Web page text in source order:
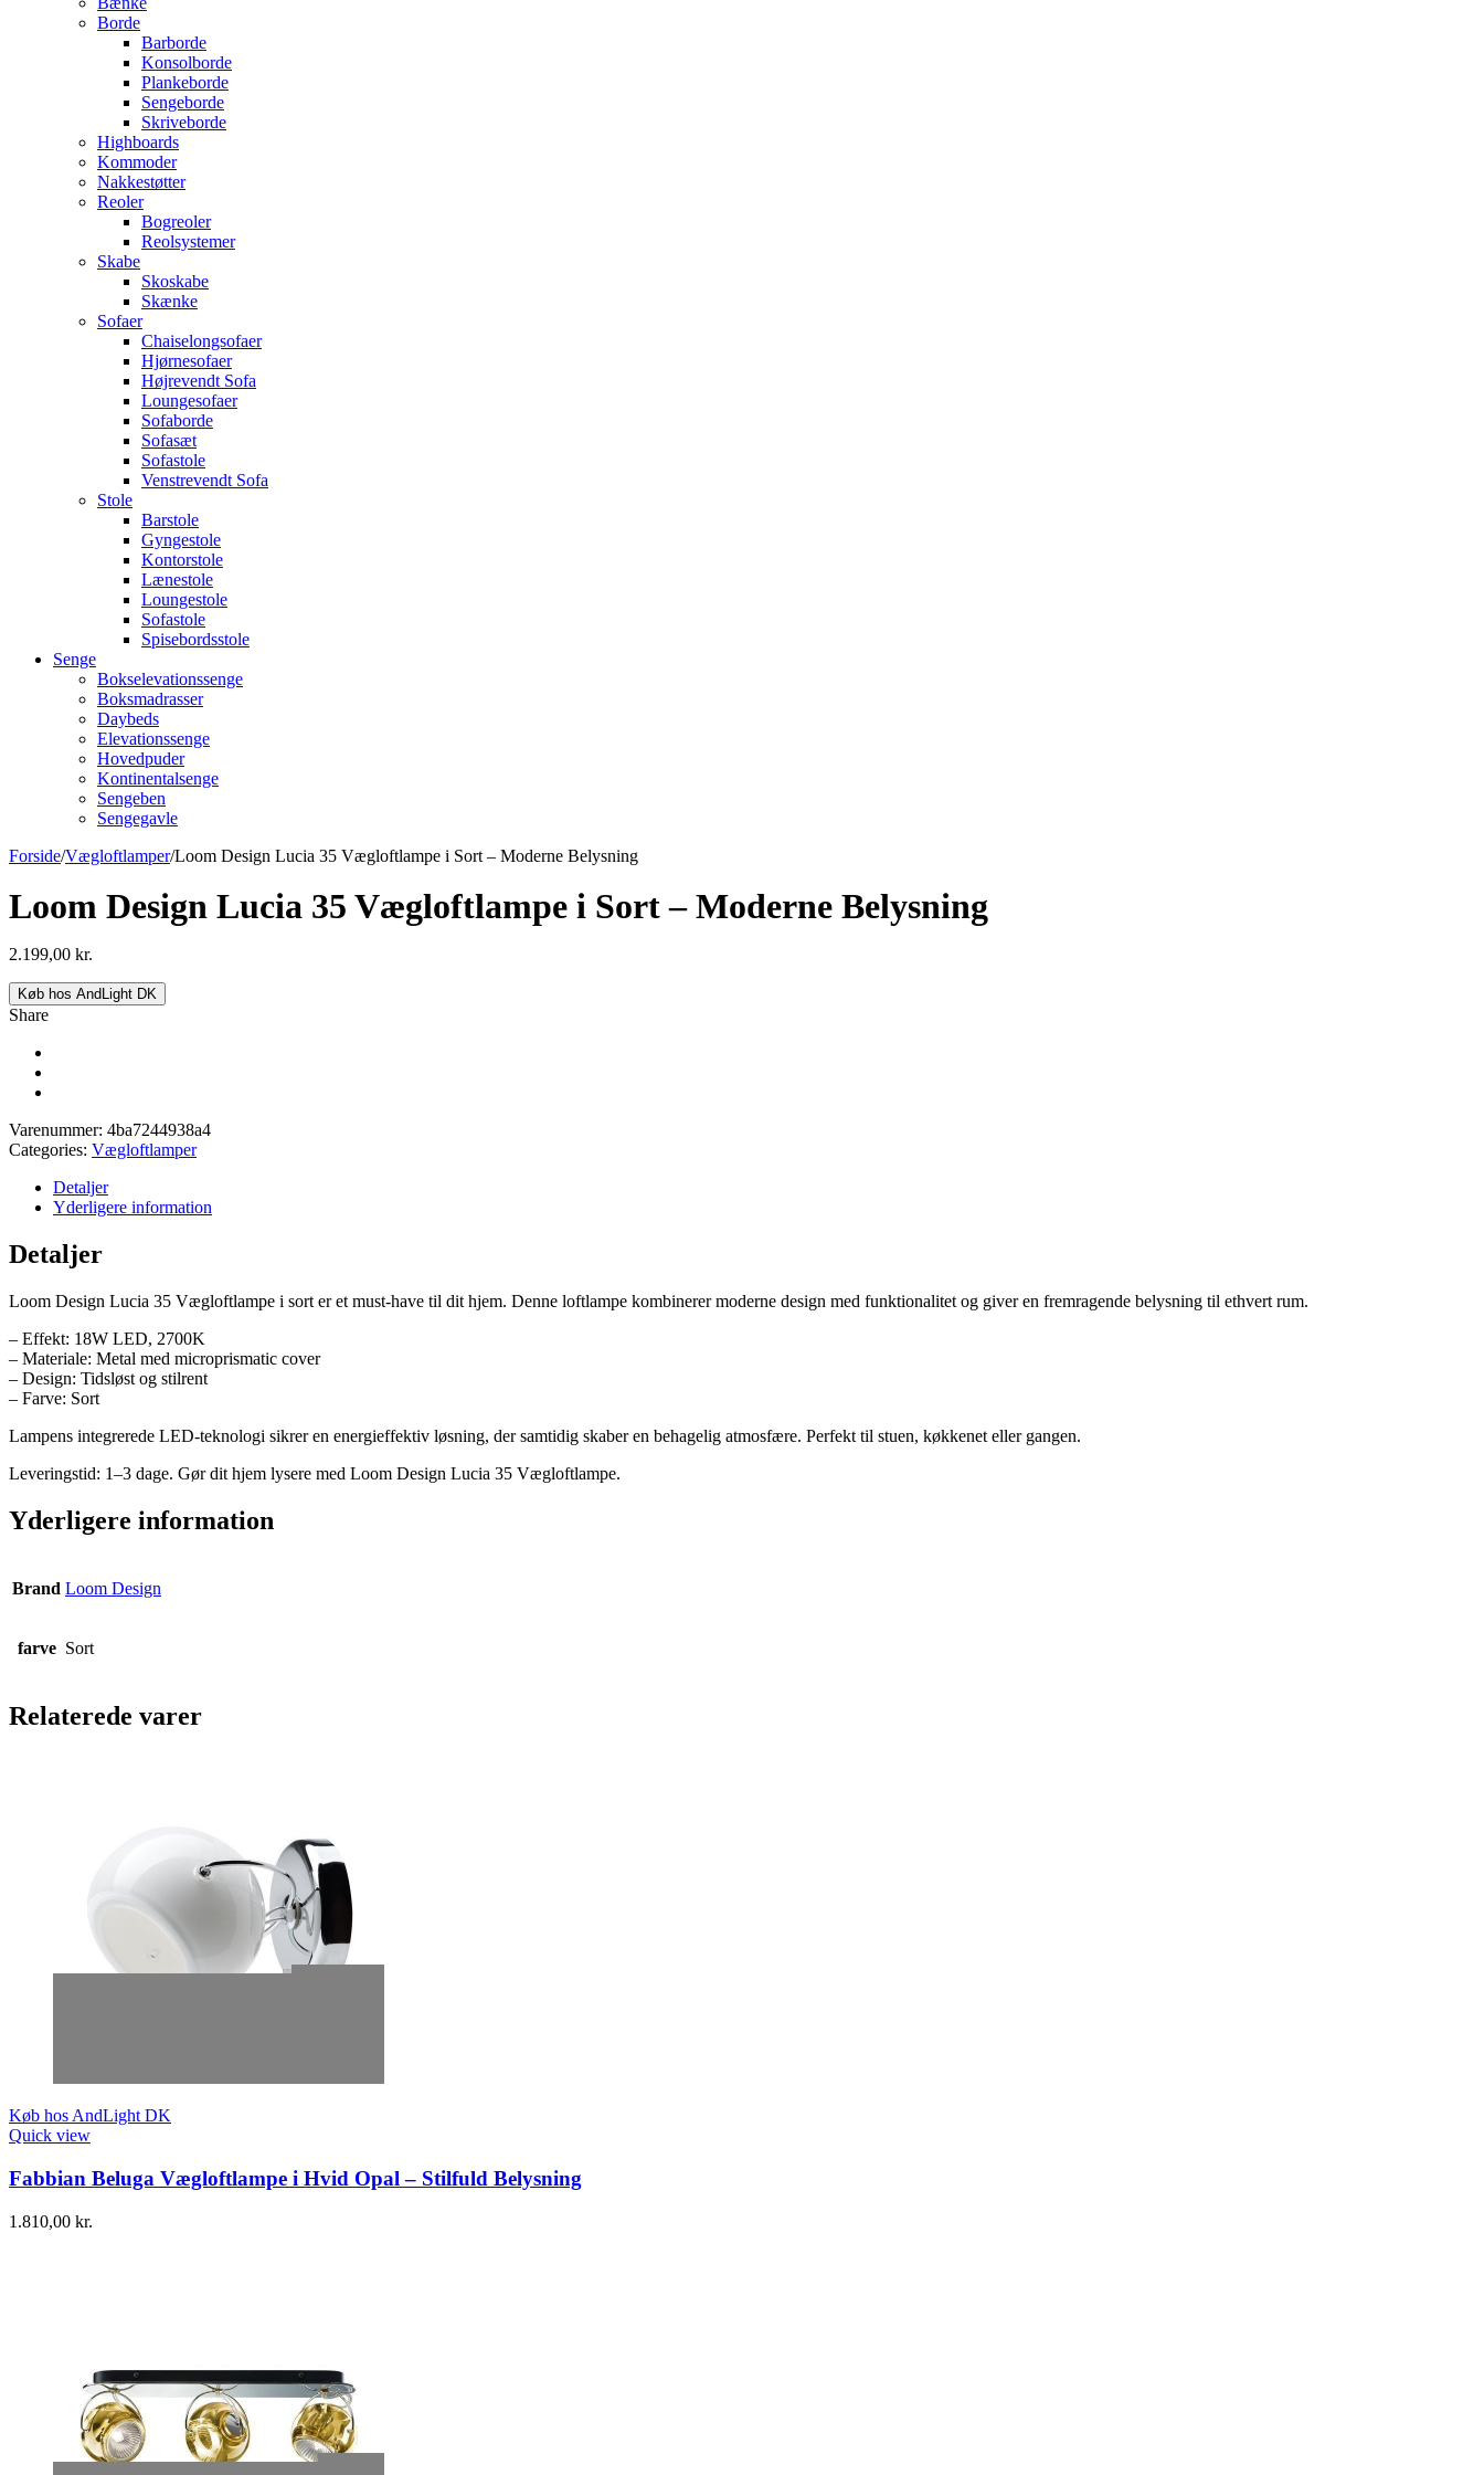
Borde
Barborde
Konsolborde
Plankeborde
Sengeborde
Skriveborde
Highboards
Kommoder
Nakkestøtter
Reoler
Bogreoler
Reolsystemer
Skabe
Skoskabe
Skænke
Sofaer
Chaiselongsofaer
Hjørnesofaer
Højrevendt Sofa
Loungesofaer
Sofaborde
Sofasæt
Sofastole
Venstrevendt Sofa
Stole
Barstole
Gyngestole
Kontorstole
Lænestole
Loungestole
Sofastole
Spisebordsstole
Senge
Bokselevationssenge
Boksmadrasser
Daybeds
Elevationssenge
Hovedpuder
Kontinentalsenge
Sengeben
Sengegavle
Forside/Vægloftlamper/Loom Design Lucia 35 Vægloftlampe i Sort – Moderne Belysning
Loom Design Lucia 35 Vægloftlampe i Sort – Moderne Belysning
2.199,00 kr.
Køb hos AndLight DK
Share
Varenummer: 4ba7244938a4
Categories: Vægloftlamper
Detaljer
Yderligere information
Detaljer
Loom Design Lucia 35 Vægloftlampe i sort er et must-have til dit hjem. Denne loftlampe kombinerer moderne design med funktionalitet og giver en fremragende belysning til ethvert rum.
– Effekt: 18W LED, 2700K
– Materiale: Metal med microprismatic cover
– Design: Tidsløst og stilrent
– Farve: Sort
Lampens integrerede LED-teknologi sikrer en energieffektiv løsning, der samtidig skaber en behagelig atmosfære. Perfekt til stuen, køkkenet eller gangen.
Leveringstid: 1–3 dage. Gør dit hjem lysere med Loom Design Lucia 35 Vægloftlampe.
Yderligere information
Brand Loom Design
farve Sort
Relaterede varer
Køb hos AndLight DK
Quick view
Fabbian Beluga Vægloftlampe i Hvid Opal – Stilfuld Belysning
1.810,00 kr.